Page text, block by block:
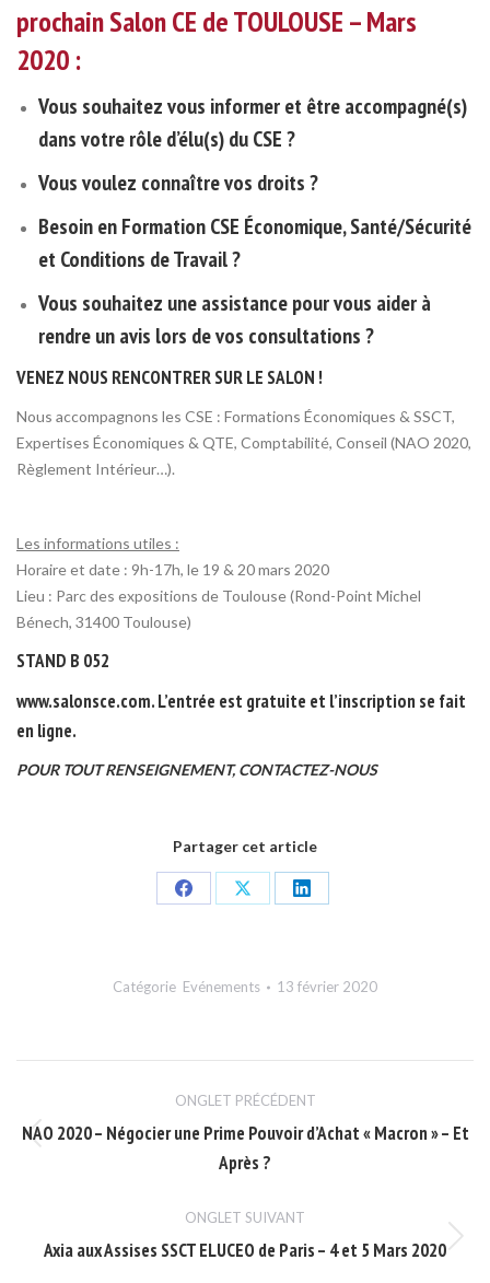
prochain Salon CE de TOULOUSE – Mars
2020 :
Vous souhaitez vous informer et être accompagné(s)
dans votre rôle d’élu(s) du CSE ?
Vous voulez connaître vos droits ?
Besoin enFormation CSE Économique, Santé/Sécurité
et Conditions de Travail?
Vous souhaitez une assistance pour vous aider à
rendre un avis lors de vos consultations ?
VENEZ NOUS RENCONTRER SUR LE SALON !
Nous accompagnons les CSE : Formations Économiques & SSCT,
Expertises Économiques & QTE, Comptabilité, Conseil (NAO 2020,
Règlement Intérieur…).
Les informations utiles :
Horaire et date : 9h-17h, le 19 & 20 mars 2020
Lieu : Parc des expositions de Toulouse (Rond-Point Michel
Bénech, 31400 Toulouse)
STAND B 052
www.salonsce.com. L’entrée est gratuite et l’inscription se fait
en ligne.
POUR TOUT RENSEIGNEMENT,CONTACTEZ-NOUS
Partager cet article
Share
Share
Share
Catégorie Evénements 13 février 2020
de
commentaire
ONGLET PRÉCÉDENT
Onglet
précédent
NAO 2020 – Négocier une Prime Pouvoir d’Achat « Macron » – Et
Après ?
ONGLET SUIVANT
Onglet
Axia aux Assises SSCT ELUCEO de Paris – 4 et 5 Mars 2020